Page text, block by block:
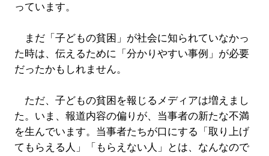
っています。
まだ「子どもの貧困」が社会に知られていなかっ
た時は、伝えるために「分かりやすい事例」が必要
だったかもしれません。
ただ、子どもの貧困を報じるメディアは増えまし
た。いま、報道内容の偏りが、当事者の新たな不満
を生んでいます。当事者たちが口にする「取り上げ
てもらえる人」「もらえない人」とは、なんなので